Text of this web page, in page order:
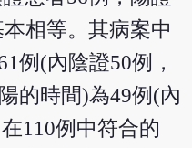
相等。其病案中
例(內陰證50例，
的時間)為49例(內
110例中符合的